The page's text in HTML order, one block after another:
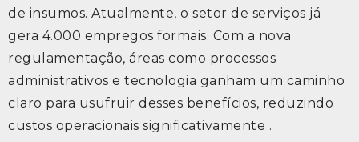
de insumos. Atualmente, o setor de serviços já
gera 4.000 empregos formais. Com a nova
regulamentação, áreas como processos
administrativos e tecnologia ganham um caminho
claro para usufruir desses benefícios, reduzindo
custos operacionais significativamente .